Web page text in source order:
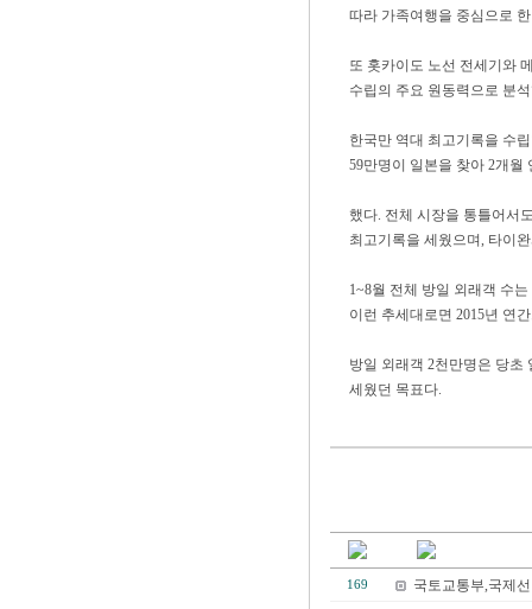
따라 가족여행을 중심으로
또 홋카이도 노선 전세기와
수립의 주요 원동력으로 분
한국만 역대 최고기록을 수
59만명이 일본을 찾아 2개월
했다. 전체 시장을 통틀어서
최고기록을 세웠으며, 타이
1~8월 전체 방일 외래객 수
이런 추세대로면 2015년 연
방일 외래객 2천만명은 당초
세웠던 목표다.
169 국토교통부,국제